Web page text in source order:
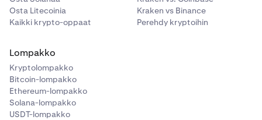
Osta Litecoinia
Kaikki krypto-oppaat
Kraken vs Binance
Perehdy kryptoihin
Lompakko
Kryptolompakko
Bitcoin-lompakko
Ethereum-lompakko
Solana-lompakko
USDT-lompakko